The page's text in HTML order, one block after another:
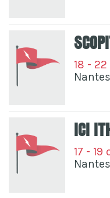
18 -
Ici
17 -